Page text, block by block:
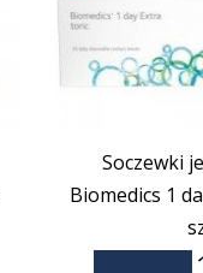
Soczewki
Biomedics 1